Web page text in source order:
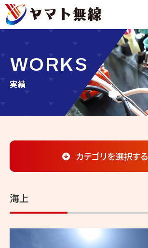
船
舶
器・
無
線
機
器
等
販
施
保
守
修
実績
WORKS
カテゴリを選択する
海上